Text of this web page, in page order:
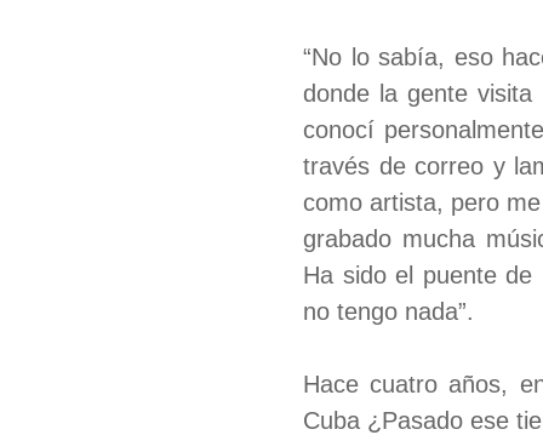
“No lo sabía, eso
donde la gente
conocí
través de correo y
como artista, pero
grabado mucha
Ha sido el puente
no tengo nada”.
Hace cuatro años,
Cuba ¿Pasado ese